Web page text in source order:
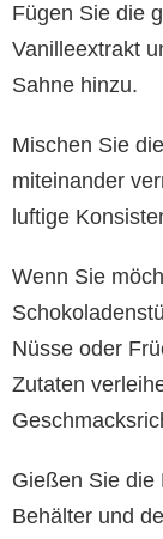
Fügen Sie die
Vanilleextrakt
Sahne hinzu.
Mischen Sie
miteinander
luftige
Wenn Sie
Nüsse oder
Zutaten
Gießen Sie die
Behälter und